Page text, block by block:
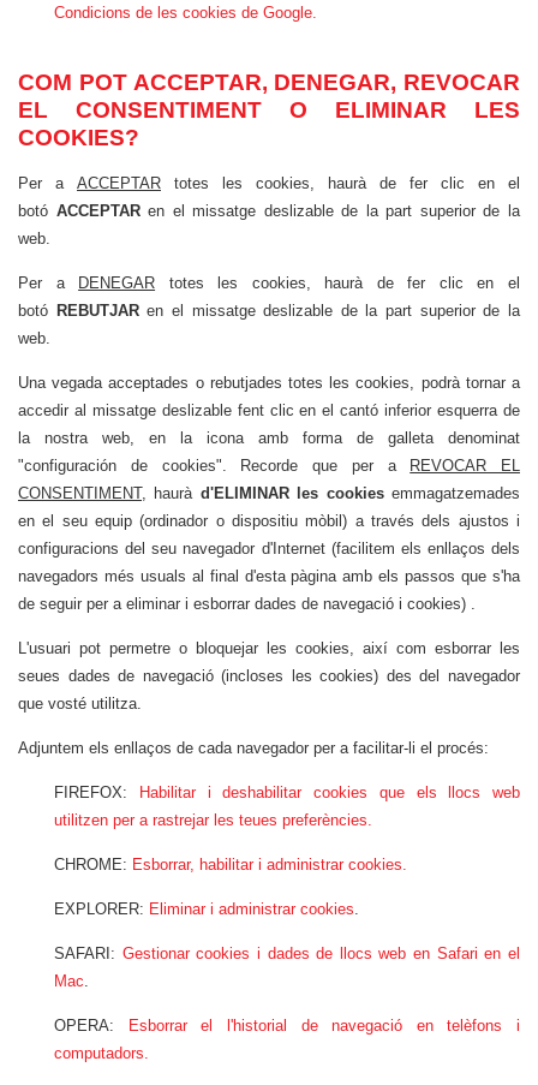
Condicions de les cookies de Google.
COM POT ACCEPTAR, DENEGAR, REVOCAR
EL CONSENTIMENT O ELIMINAR LES
COOKIES?
Per a ACCEPTAR totes les cookies, haurà de fer clic en el
botó ACCEPTARen el missatge deslizable de la part superior de la
web.
Per a DENEGAR totes les cookies, haurà de fer clic en el
botó REBUTJARen el missatge deslizable de la part superior de la
web.
Una vegada acceptades o rebutjades totes les cookies, podrà tornar a
accedir al missatge deslizable fent clic en el cantó inferior esquerra de
la nostra web, en la icona amb forma de galleta denominat
"configuración de cookies". Recorde que per a
REVOCAR EL
CONSENTIMENT, haurà d'ELIMINAR les cookiesemmagatzemades
en el seu equip (ordinador o dispositiu mòbil) a través dels ajustos i
configuracions del seu navegador d'Internet (facilitem els enllaços dels
navegadors més usuals al final d'esta pàgina amb els passos que s'ha
de seguir per a eliminar i esborrar dades de navegació i cookies) .
L'usuari pot permetre o bloquejar les cookies, així com esborrar les
seues dades de navegació (incloses les cookies) des del navegador
que vosté utilitza.
Adjuntem els enllaços de cada navegador per a facilitar-li el procés:
FIREFOX:
Habilitar i deshabilitar cookies que els llocs web
utilitzen per a rastrejar les teues preferències.
CHROME: Esborrar, habilitar i administrar cookies.
EXPLORER: Eliminar i administrar cookies.
SAFARI: Gestionar cookies i dades de llocs web en Safari en el
Mac.
OPERA:
Esborrar el l'historial de navegació en telèfons i
computadors.